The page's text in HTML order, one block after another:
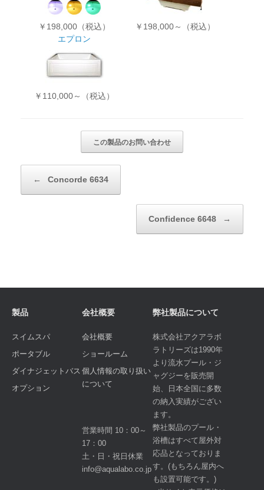
￥198,000（税込）
￥198,000～（税込）
エプロン
￥110,000～（税込）
投稿ナビゲーション
← Concorde 6634
Confidence 6648 →
製品
スイムスパ
ポータブル
ダイナジェットバス
オプション
会社概要
会社概要
ショールーム
個人情報の取り扱い
について
営業時間 10：00～
17：00
土・日・祝日休業
info@aqualabo.co.jp
弊社製品について
株式会社アクアラボ
ラトリーズは1990年
より流水プール・ジ
ャグジーを販売開
始、日本全国に多数
の納入実績がござい
ます。
弊社製品のプール・
浴槽はすべて屋外対
応品となっておりま
す。(もちろん屋内へ
も設置可能です。)